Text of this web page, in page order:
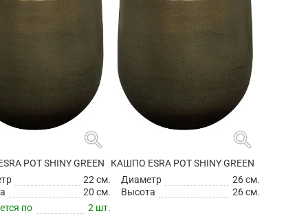
search
POT SHINY GREEN
22 см.
20 см.
по
2 шт.
search
КАШПО ESRA POT SHINY GREEN
Диаметр
26 см.
Высота
26 см.